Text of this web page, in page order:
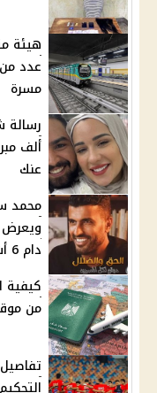
هيئة
عدد
مسرة
رسالة
ألف
عنك
محمد
ويعرض
دام 6 أشهر
من